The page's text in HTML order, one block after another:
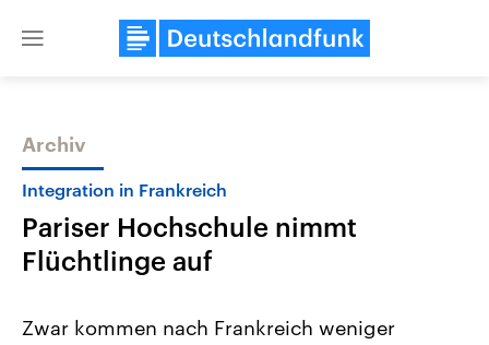
Close
Themen
Archiv
Integration in Frankreich
Pariser Hochschule nimmt
Flüchtlinge auf
Zwar kommen nach Frankreich weniger